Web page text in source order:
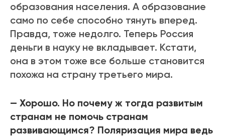
образования населения. А образование
само по себе способно тянуть вперед.
Правда, тоже недолго. Теперь Россия
деньги в науку не вкладывает. Кстати,
она в этом тоже все больше становится
похожа на страну третьего мира.
— Хорошо. Но почему ж тогда развитым
странам не помочь странам
развивающимся? Поляризация мира ведь